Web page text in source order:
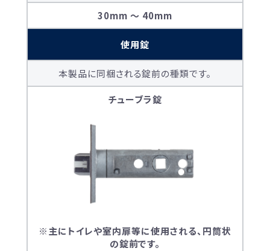
30mm 〜 40mm
使用錠
本製品に同梱される錠前の種類です。
チューブラ錠
※主にトイレや室内扉等に使用される、円筒状
の錠前です。